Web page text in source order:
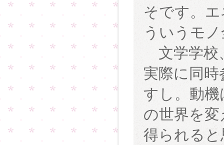
そです。
ういうモ
文学学校
実際に同
すし。動
の世界を
得られる